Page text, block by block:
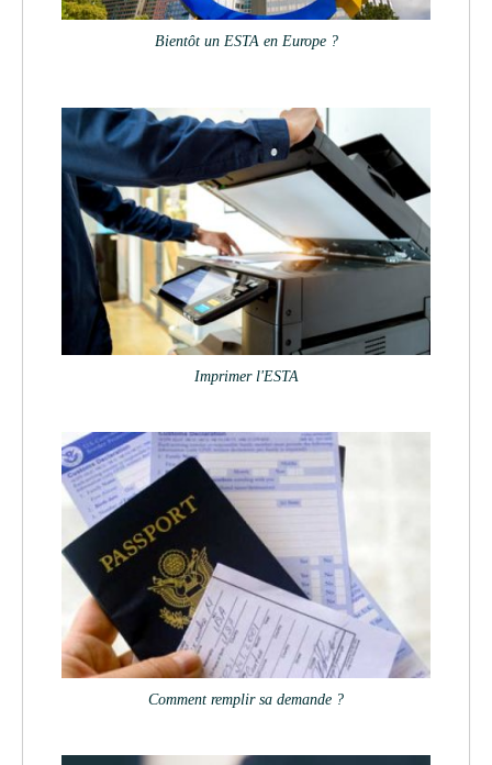
Bientôt un ESTA en Europe ?
Imprimer l'ESTA
Comment remplir sa demande ?